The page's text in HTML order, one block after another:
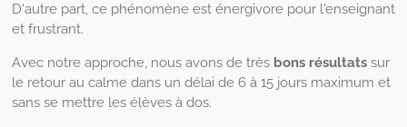
D'autre part, ce phénomène est énergivore pour l'enseignant
et frustrant.
Avec notre approche, nous avons de très bons résultatssur
le retour au calme dans un délai de 6 à 15 jours maximum et
sans se mettre les élèves à dos.